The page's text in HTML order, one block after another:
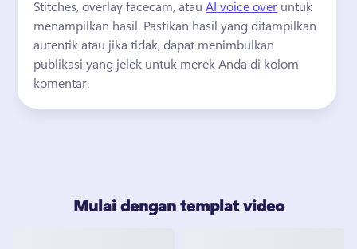
Stitches, overlay facecam, atau AI voice over untuk
menampilkan hasil. Pastikan hasil yang ditampilkan
autentik atau jika tidak, dapat menimbulkan
publikasi yang jelek untuk merek Anda di kolom
komentar.
Mulai dengan templat video